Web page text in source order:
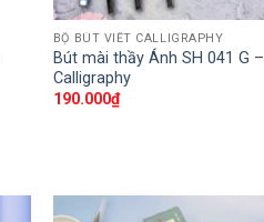
BỘ BÚT VIẾT CALLIGRAPHY
Bút mài thầy Ánh SH 041 G –
Calligraphy
190.000₫